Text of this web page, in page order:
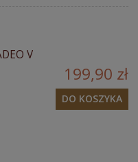
V
199,90 zł
DO KOSZYKA